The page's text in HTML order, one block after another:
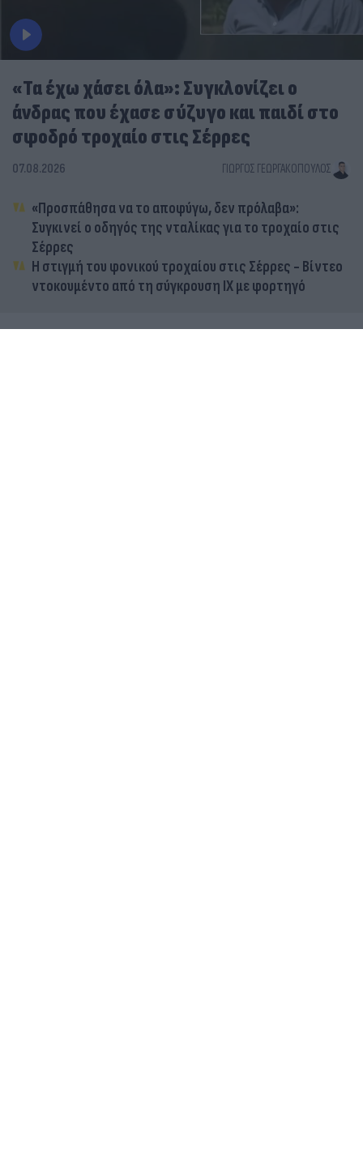
«Τα έχω χάσει όλα»: Συγκλονίζει ο
άνδρας που έχασε σύζυγο και παιδί στο
σφοδρό τροχαίο στις Σέρρες
07.08.2026 ΓΙΏΡΓΟΣ ΓΕΩΡΓΑΚΌΠΟΥΛΟΣ
«Προσπάθησα να το αποφύγω, δεν πρόλαβα»:
Συγκινεί ο οδηγός της νταλίκας για το τροχαίο στις
Σέρρες
Η στιγμή του φονικού τροχαίου στις Σέρρες - Βίντεο
ντοκουμέντο από τη σύγκρουση ΙΧ με φορτηγό